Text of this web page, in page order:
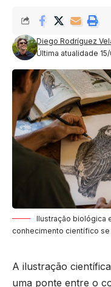
Última atualidade
Diego Rodríguez
Ilustração biológica
conhecimento científico
A ilustração
uma ponte entre o